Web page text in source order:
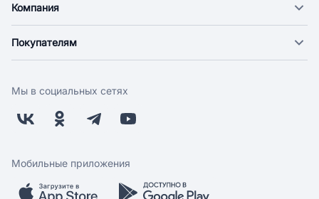
Компания
Новости
Поставщикам
Заводчикам
Обратная связь
Покупателям
Оплата
Бонусная программа
Скидки и акции
Мобильное приложение
Мы в социальных сетях
Мобильные приложения